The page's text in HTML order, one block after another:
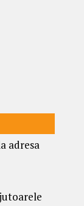
adresa